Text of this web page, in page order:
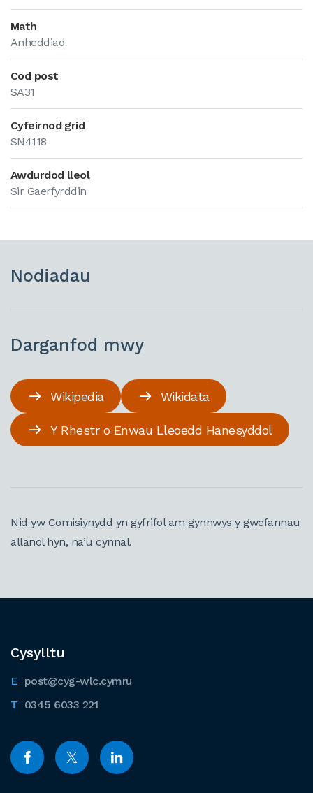
Math
Anheddiad
Cod post
SA31
Cyfeirnod grid
SN4118
Awdurdod lleol
Sir Gaerfyrddin
Nodiadau
Darganfod mwy
Wikipedia Wikidata
Y Rhestr o Enwau Lleoedd Hanesyddol
Nid yw Comisiynydd yn gyfrifol am gynnwys y gwefannau
allanol hyn, na’u cynnal.
Cysylltu
post@cyg-wlc.cymru
0345 6033 221